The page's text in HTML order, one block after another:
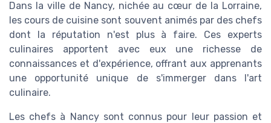
Dans la ville de Nancy, nichée au cœur de la Lorraine,
les cours de cuisine sont souvent animés par des chefs
dont la réputation n'est plus à faire. Ces experts
culinaires apportent avec eux une richesse de
connaissances et d'expérience, offrant aux apprenants
une opportunité unique de s'immerger dans l'art
culinaire.
Les chefs à Nancy sont connus pour leur passion et